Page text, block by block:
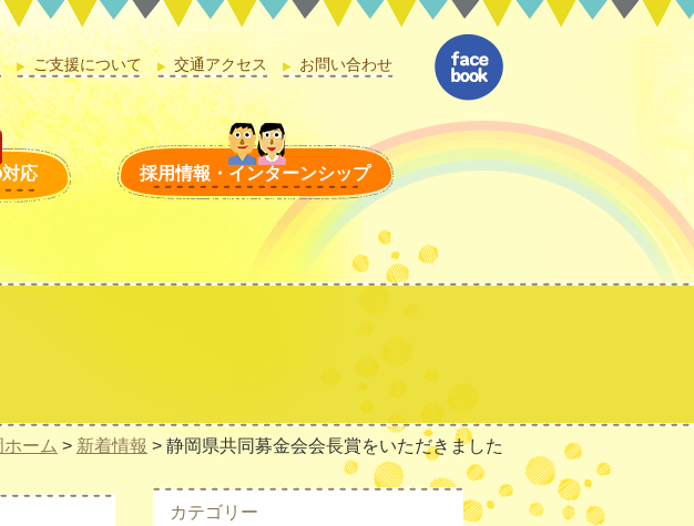
応 採用情報・インターンシップ
ご支援について 交通アクセス お問い合わせ
ホーム > 新着情報 > 静岡県共同募金会会長賞をいただきました
カテゴリー